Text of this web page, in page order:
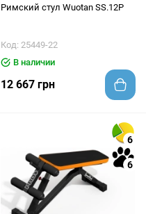
Римский стул Wuotan SS.12P
Код: 25449-22
В наличии
12 667 грн
6
6